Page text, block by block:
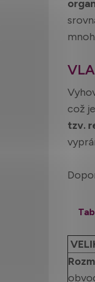
což
tzv.